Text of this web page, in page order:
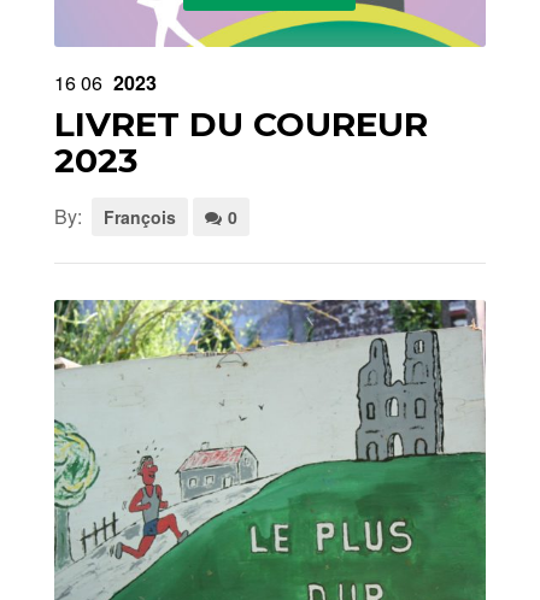
1606 2023
LIVRET DU COUREUR
2023
By: François 0